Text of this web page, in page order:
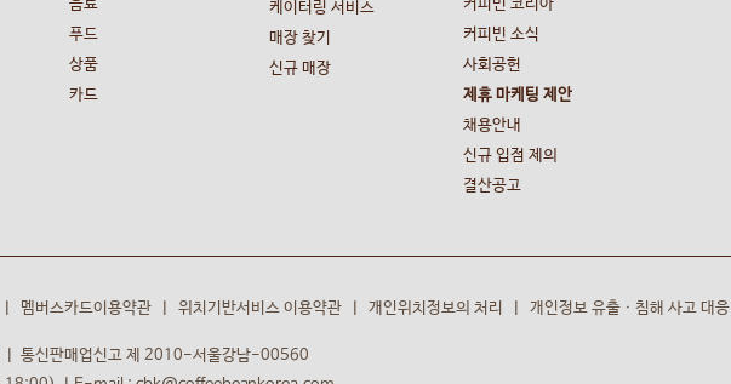
음료
푸드
상품
카드
케이터링 서비스
매장 찾기
신규 매장
커피빈 코리아
커피빈 소식
사회공헌
제휴 마케팅 제안
채용안내
신규 입점 제의
결산공고
멤버스카드이용약관 위치기반서비스 이용약관 개인위치정보의 처리 개인정보 유출ㆍ침해 사고 대응
통신판매업신고 제 2010-서울강남-00560